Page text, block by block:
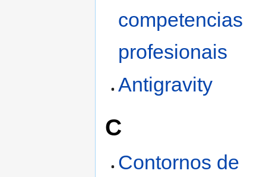
competencias
profesionais
Antigravity
C
Contornos de